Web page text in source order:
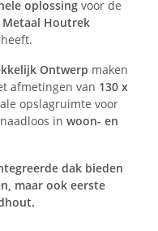
oplossing voor de
Metaal Houtrek
Ontwerp maken
afmetingen van 130 x
opslagruimte voor
in woon- en
dak bieden
maar ook eerste